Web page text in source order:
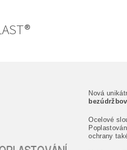
Nová
Ocelové
ochrany